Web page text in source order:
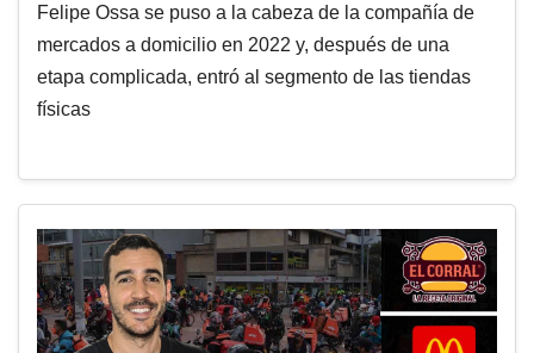
Felipe Ossa se puso a la cabeza de la compañía de
mercados a domicilio en 2022 y, después de una
etapa complicada, entró al segmento de las tiendas
físicas